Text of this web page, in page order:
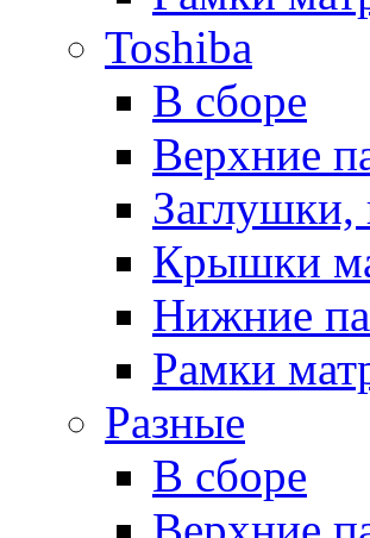
Toshiba
В сборе
Верхние
Заглушки,
Крышки
Нижние
Рамки
Разные
В сборе